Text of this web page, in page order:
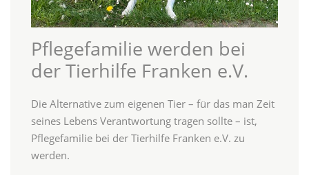
Pflegefamilie werden bei
der Tierhilfe Franken e.V.
Die Alternative zum eigenen Tier – für das man Zeit
seines Lebens Verantwortung tragen sollte – ist,
Pflegefamilie bei der Tierhilfe Franken e.V. zu
werden.